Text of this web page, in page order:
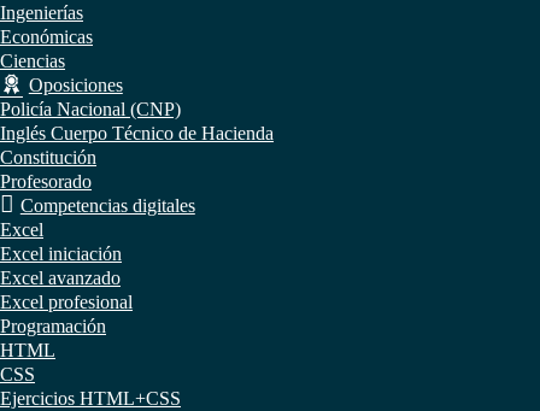
Ingenierías
Económicas
Ciencias
Oposiciones
Policía Nacional (CNP)
Inglés Cuerpo Técnico de Hacienda
Constitución
Profesorado
Competencias digitales
Excel
Excel iniciación
Excel avanzado
Excel profesional
Programación
HTML
CSS
Ejercicios HTML+CSS